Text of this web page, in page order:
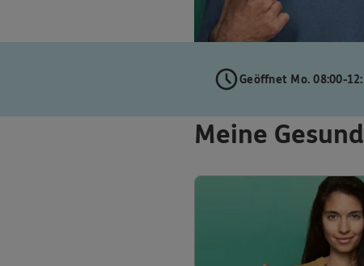
Geöffnet Mo. 08:00-
Meine